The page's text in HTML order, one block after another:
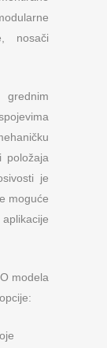
nosači
položaja
je
moguće
modela